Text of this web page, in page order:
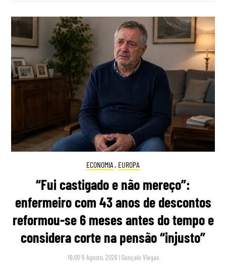
ECONOMIA , EUROPA
“Fui castigado e não mereço”:
enfermeiro com 43 anos de descontos
reformou-se 6 meses antes do tempo e
considera corte na pensão “injusto”
16:00 6 Agosto, 2026 | Gonçalo Viegas